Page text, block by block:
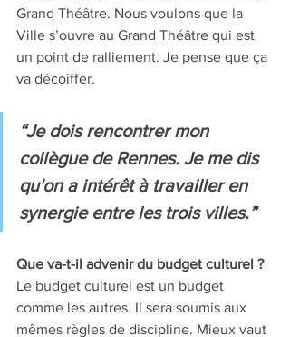
Grand Théâtre. Nous voulons que la
Ville s’ouvre au Grand Théâtre qui est
un point de ralliement. Je pense que ça
va décoiffer.
“Je dois rencontrer mon
collègue de Rennes. Je me dis
qu'on a intérêt à travailler en
synergie entre les trois villes.”
Que va-t-il advenir du budget culturel ?
Le budget culturel est un budget
comme les autres. Il sera soumis aux
mêmes règles de discipline. Mieux vaut